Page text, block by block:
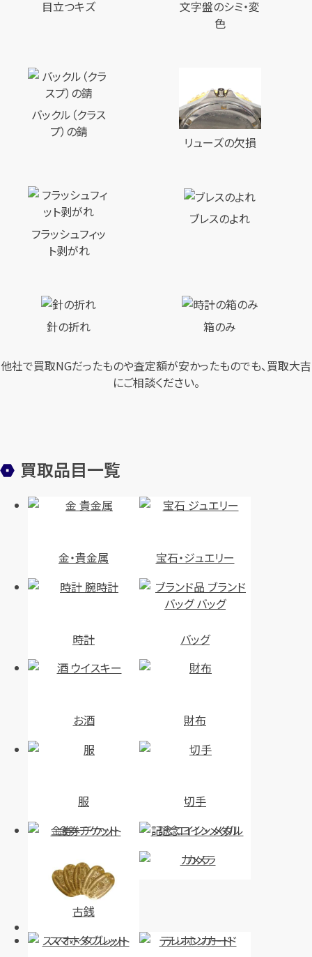
目立つキズ
文字盤のシミ・変
色
バックル（クラス
プ）の錆
リューズの欠損
フラッシュフィッ
ト剥がれ
ブレスのよれ
針の折れ 箱のみ
他社で買取NGだったものや査定額が安かったものでも、買取大吉
にご相談ください。
買取品目一覧
金・貴金属 宝石・ジュエリー
時計 バッグ
お酒 財布
服
切手
金券・チケット
記念コイン・メダル
古銭
カメラ
スマホ・タブレット テレホンカード